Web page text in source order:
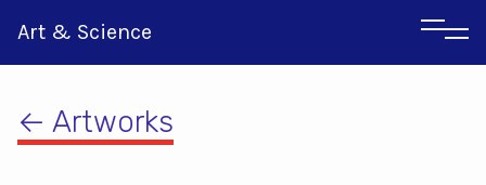
Art & Science
← Artworks